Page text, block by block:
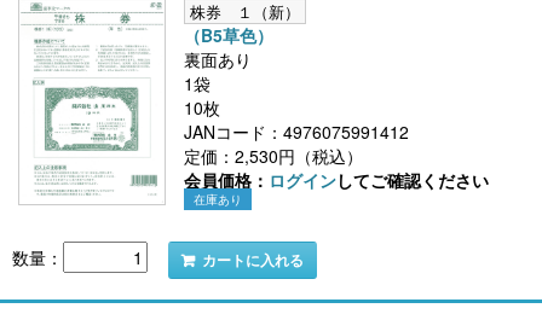
株券 １（新）
（B5草色）
裏面あり
1袋
10枚
JANコード：4976075991412
定価：2,530円（税込）
会員価格： ログインしてご確認ください
在庫あり
数量： カートに入れる